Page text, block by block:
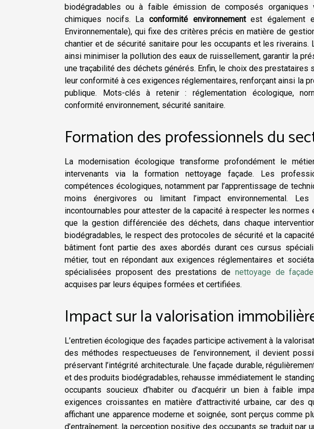
biodégradables ou à faible émission de composés
chimiques nocifs. Laconformité environnementest également
Environnementale), qui fixe des critères précis en matière de
chantier et de sécurité sanitaire pour les occupants et les
ainsi minimiser la pollution des eaux de ruissellement, garantir la
une traçabilité des déchets générés. Enfin, le choix des prestataires
leur conformité à ces exigences réglementaires, renforçant ainsi la
publique. Mots-clés à retenir : réglementation écologique,
conformité environnement, sécurité sanitaire.
Formation des professionnels du
La modernisation écologique transforme profondément le
intervenants via la formation nettoyage façade. Les
compétences écologiques, notamment par l’apprentissage de
moins énergivores ou limitant l’impact environnemental.
incontournables pour attester de la capacité à respecter les
que la gestion différenciée des déchets, dans chaque
biodégradables, le respect des protocoles de sécurité et la
bâtiment font partie des axes abordés durant ces cursus
métier, tout en répondant aux exigences réglementaires et
spécialisées proposent des prestations de nettoyage de
acquises par leurs équipes formées et certifiées.
Impact sur la valorisation
L’entretien écologique des façades participe activement à la
des méthodes respectueuses de l’environnement, il devient
préservant l’intégrité architecturale. Une façade durable,
et des produits biodégradables, rehausse immédiatement le
occupants soucieux d’habiter ou d’acquérir un bien à faible
exigences croissantes en matière d’attractivité urbaine, car des
affichant une apparence moderne et soignée, sont perçus comme
d’entraînement, la perception positive des occupants se traduit par